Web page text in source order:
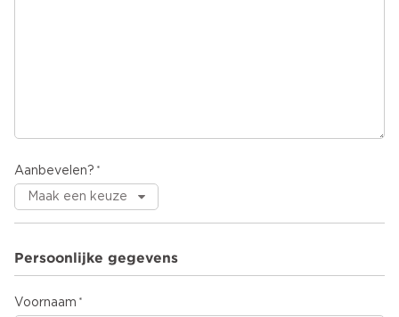
Aanbevelen?
Persoonlijke gegevens
Voornaam